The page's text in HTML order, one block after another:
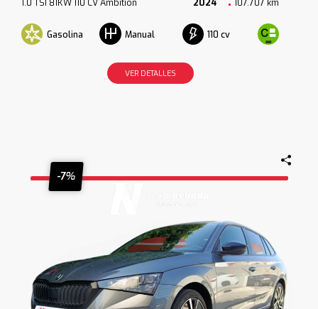
1.0 TSI 81KW 110 CV Ambition 2024 107.707 km
Gasolina Manual 110 cv
VER DETALLES
-7%